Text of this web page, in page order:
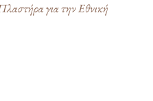
για την Εθνική